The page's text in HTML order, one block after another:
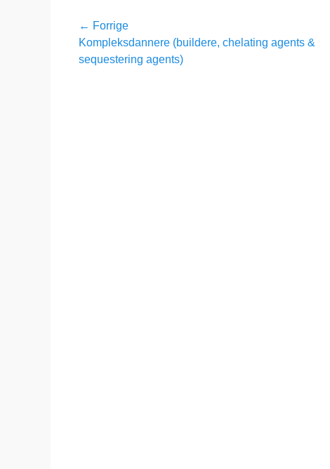
Indlægsnavigation
← Forrige
Forrige
indlæg:
Kompleksdannere (buildere, chelating agents &
sequestering agents)